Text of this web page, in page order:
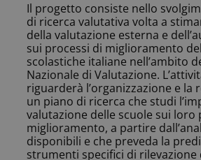
Il progetto consiste nello
di ricerca valutativa volta a
della valutazione esterna e
sui processi di miglioramento
scolastiche italiane nell’ambito
Nazionale di Valutazione.
riguarderà l’organizzazione e la
un piano di ricerca che studi
valutazione delle scuole sui loro
miglioramento, a partire
disponibili e che preveda la
strumenti specifici di rilevazione